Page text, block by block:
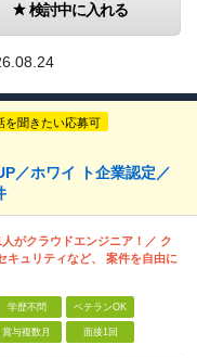
検討中に入れる
を聞きたい応募可
／ホワイ ト企業認定／
がクラウドエンジニア！／ ク
キュリティなど、 案件を自由に
学歴不問 ベテランOK
賞与複数月 面接1回